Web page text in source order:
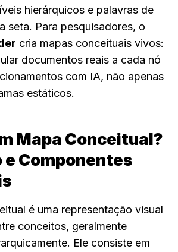
hierárquicos e palavras de
seta. Para pesquisadores, o
cria mapas conceituais vivos:
documentos reais a cada nó
com IA, não apenas
estáticos.
Mapa Conceitual?
Componentes
é uma representação visual
conceitos, geralmente
Ele consiste em